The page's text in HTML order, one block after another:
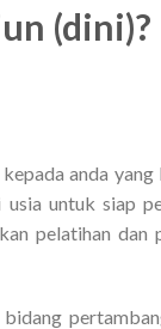
(dini)?
anda
untuk siap
pelatihan dan